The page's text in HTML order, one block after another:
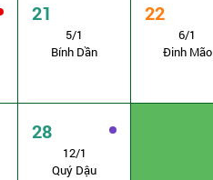
21
5/1
Bính Dần
22
6/1
Đinh Mão
28
12/1
Quý Dậu